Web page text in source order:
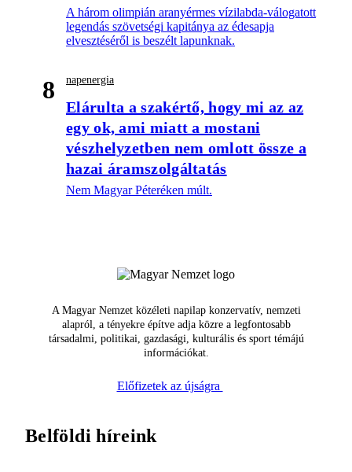
A három olimpián aranyérmes vízilabda-válogatott
legendás szövetségi kapitánya az édesapja
elvesztéséről is beszélt lapunknak.
8 napenergia
Elárulta a szakértő, hogy mi az az
egy ok, ami miatt a mostani
vészhelyzetben nem omlott össze a
hazai áramszolgáltatás
Nem Magyar Péteréken múlt.
A Magyar Nemzet közéleti napilap konzervatív, nemzeti
alapról, a tényekre építve adja közre a legfontosabb
társadalmi, politikai, gazdasági, kulturális és sport témájú
információkat.
Előfizetek az újságra
Belföldi híreink